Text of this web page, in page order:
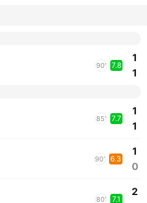
90' 7.8
1
1
85' 7.7
1
1
90' 6.3
1
0
80' 7.1
2